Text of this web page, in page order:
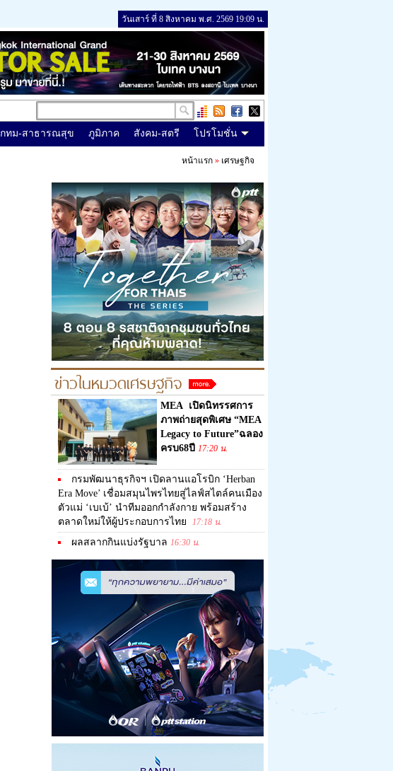
วันเสาร์ ที่ 8 สิงหาคม พ.ศ. 2569 19:09 น.
กทม-สาธารณสุข ภูมิภาค สังคม-สตรี โปรโมชั่น
หน้าแรก » เศรษฐกิจ
ข่าวในหมวดเศรษฐกิจ
MEA เปิดนิทรรศการ
ภาพถ่ายสุดพิเศษ “MEA
Legacy to Future”ฉลอง
ครบ68ปี 17:20 น.
กรมพัฒนาธุรกิจฯ เปิดลานแอโรบิก ‘Herban
Era Move’ เชื่อมสมุนไพรไทยสู่ไลฟ์สไตล์คนเมือง
ตัวแม่ ‘เบเบ้’ นำทีมออกกำลังกาย พร้อมสร้าง
ตลาดใหม่ให้ผู้ประกอบการไทย
17:18 น.
ผลสลากกินแบ่งรัฐบาล 16:30 น.